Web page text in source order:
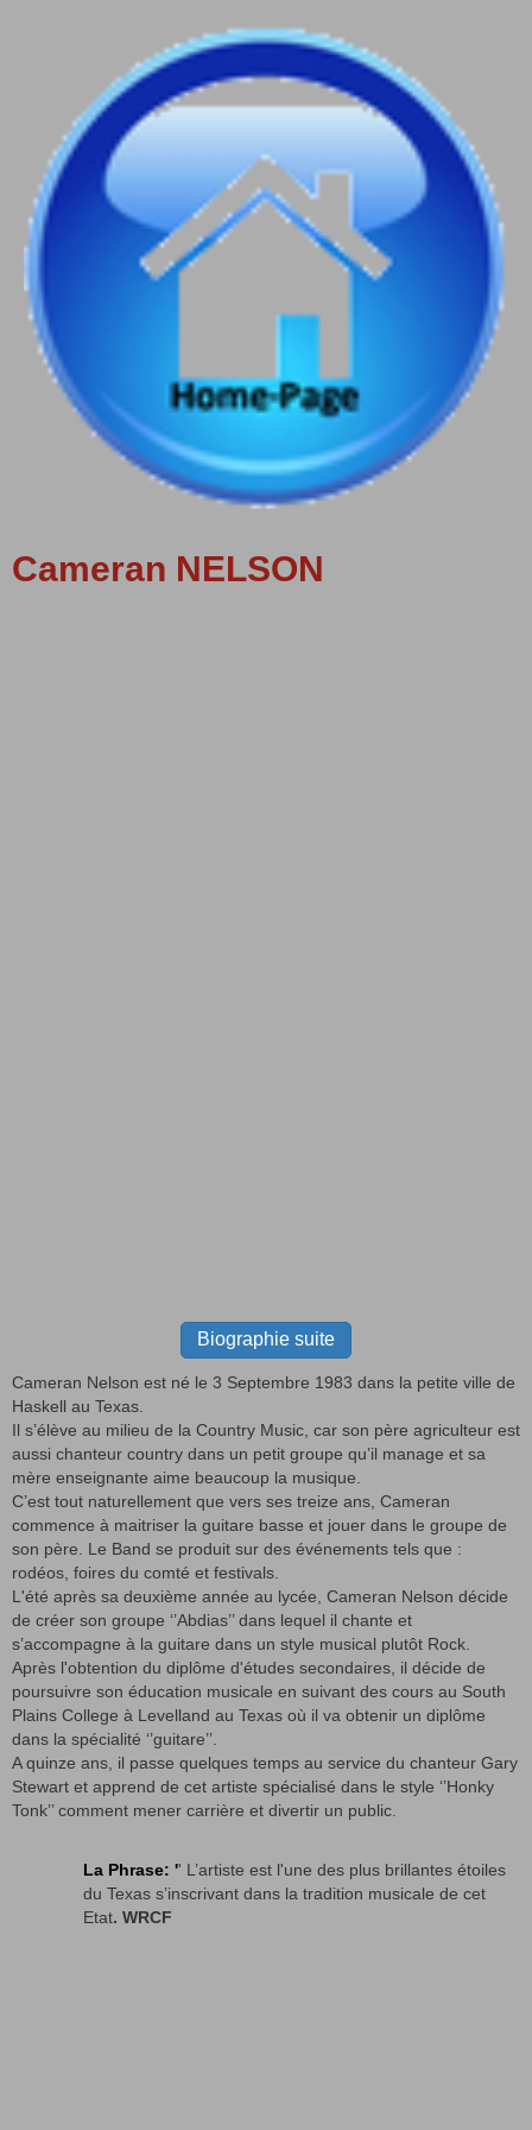
Cameran NELSON
Biographie suite
Cameran Nelson est né le 3 Septembre 1983 dans la petite ville de
Haskell au Texas.
Il s’élève au milieu de la Country Music, car son père agriculteur est
aussi chanteur country dans un petit groupe qu’il manage et sa
mère enseignante aime beaucoup la musique.
C’est tout naturellement que vers ses treize ans, Cameran
commence à maitriser la guitare basse et jouer dans le groupe de
son père. Le Band se produit sur des événements tels que :
rodéos, foires du comté et festivals.
L'été après sa deuxième année au lycée, Cameran Nelson décide
de créer son groupe ‘’Abdias’’ dans lequel il chante et
s’accompagne à la guitare dans un style musical plutôt Rock.
Après l'obtention du diplôme d'études secondaires, il décide de
poursuivre son éducation musicale en suivant des cours au South
Plains College à Levelland au Texas où il va obtenir un diplôme
dans la spécialité ‘’guitare’’.
A quinze ans, il passe quelques temps au service du chanteur Gary
Stewart et apprend de cet artiste spécialisé dans le style ‘’Honky
Tonk’’ comment mener carrière et divertir un public.
La Phrase: '' L’artiste est l'une des plus brillantes étoiles
du Texas s’inscrivant dans la tradition musicale de cet
Etat. WRCF